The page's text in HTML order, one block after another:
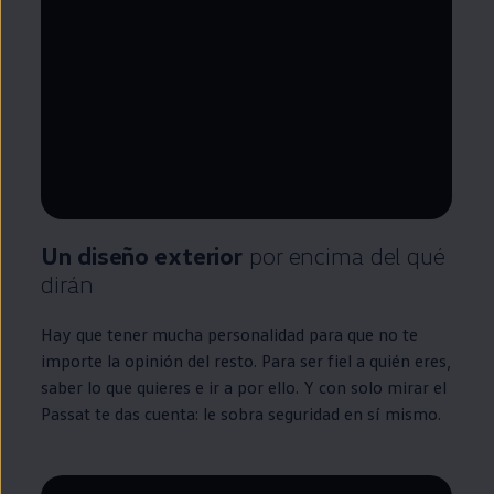
Remaining time, --:--
Un diseño exterior por encima del qué
dirán
Hay que tener mucha personalidad para que no te
importe la opinión del resto. Para ser fiel a quién eres,
saber lo que quieres e ir a por ello. Y con solo mirar el
Passat te das cuenta: le sobra seguridad en sí mismo.